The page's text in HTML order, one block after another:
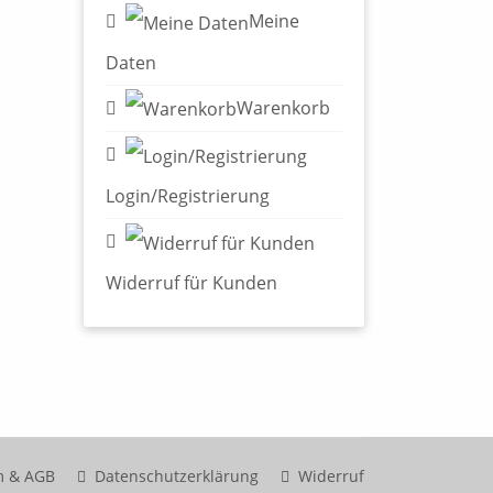
Meine
Daten
Warenkorb
Login/Registrierung
Widerruf für Kunden
& AGB Datenschutzerklärung Widerruf